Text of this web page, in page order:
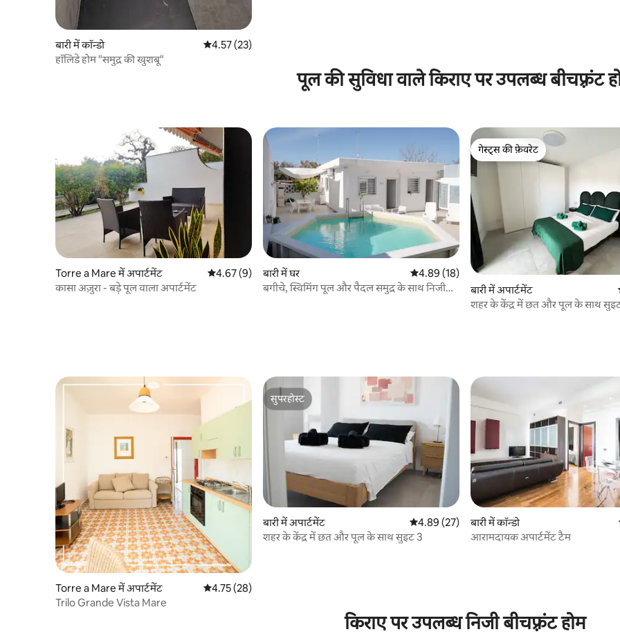
बारी में कॉन्डो औसत रेटिंग 5 में से 4.57, 23 समीक्षाएँ
4.57 (23)
हॉलिडे होम "समुद्र की खुशबू"
पूल की सुविधा वाले किराए पर उपलब्ध बीचफ़्रंट
Torre a Mare में अपार्टमेंट औसत रेटिंग 5 में से 4.67, 9 समीक्षाएँ
4.67 (9)
कासा अज़ुरा - बड़े पूल वाला अपार्टमेंट
बारी में घर औसत रेटिंग 5 में से 4.89, 18 समीक्षाएँ
4.89 (18)
बगीचे, स्विमिंग पूल और पैदल समुद्र के साथ निजी
गेस्ट्स की फ़ेवरेट
गेस्ट्स की फ़ेवरेट
बारी में अपार्टमेंट
शहर के केंद्र में छत और पूल के साथ
Torre a Mare में अपार्टमेंट औसत रेटिंग 5 में से 4.75, 28 समीक्षाएँ
4.75 (28)
Trilo Grande Vista Mare
सुपरहोस्ट
सुपरहोस्ट
बारी में अपार्टमेंट औसत रेटिंग 5 में से 4.89, 27 समीक्षाएँ
4.89 (27)
शहर के केंद्र में छत और पूल के साथ सुइट 3
बारी में कॉन्डो
आरामदायक अपार्टमेंट टैम
किराए पर उपलब्ध निजी बीचफ़्रंट होम